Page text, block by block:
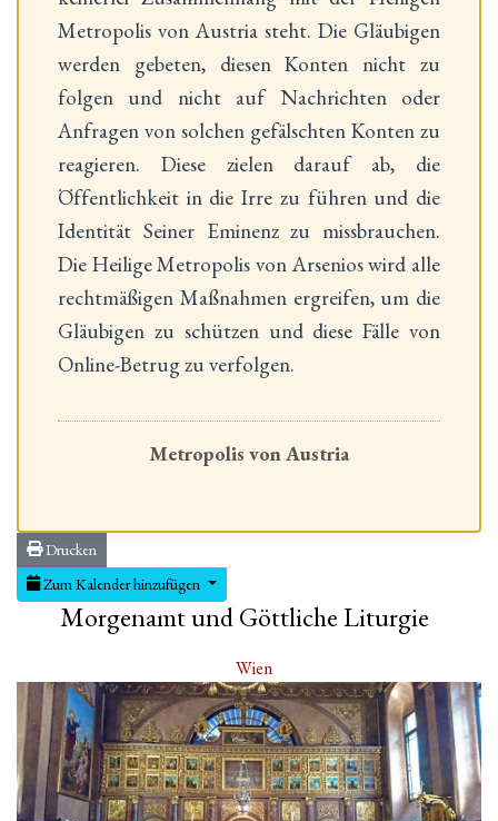
Metropolis von Austria steht. Die Gläubigen
werden gebeten, diesen Konten nicht zu
folgen und nicht auf Nachrichten oder
Anfragen von solchen gefälschten Konten zu
reagieren. Diese zielen darauf ab, die
Öffentlichkeit in die Irre zu führen und die
Identität Seiner Eminenz zu missbrauchen.
Die Heilige Metropolis von Arsenios wird alle
rechtmäßigen Maßnahmen ergreifen, um die
Gläubigen zu schützen und diese Fälle von
Online-Betrug zu verfolgen.
Metropolis von Austria
Drucken
Zum Kalender hinzufügen
Morgenamt und Göttliche Liturgie
Wien